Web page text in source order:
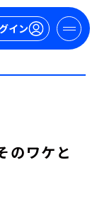
イン
のワケと